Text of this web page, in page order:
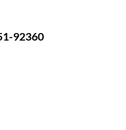
92360